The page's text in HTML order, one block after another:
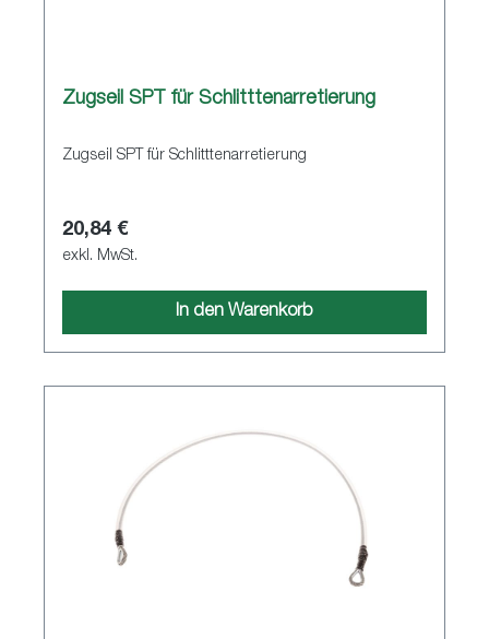
Zugseil SPT für Schlitttenarretierung
Zugseil SPT für Schlitttenarretierung
20,84 €
exkl. MwSt.
In den Warenkorb